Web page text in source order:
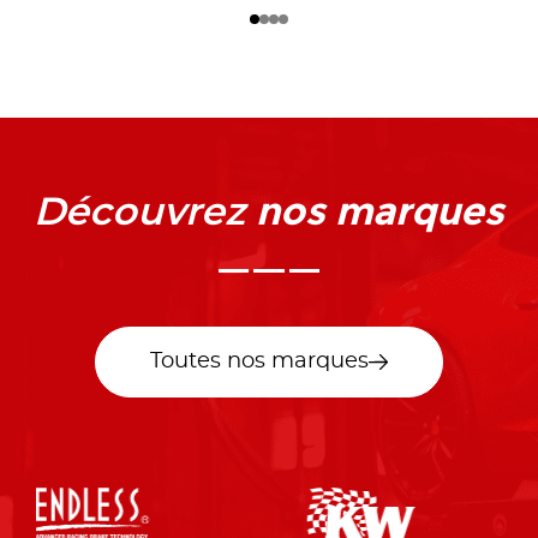
Découvrez nos marques
Toutes nos marques